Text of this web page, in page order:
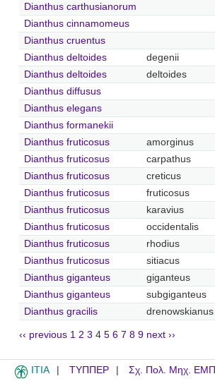
Dianthus carthusianorum
Dianthus cinnamomeus
Dianthus cruentus
Dianthus deltoides
degenii
Dianthus deltoides
deltoides
Dianthus diffusus
Dianthus elegans
Dianthus formanekii
Dianthus fruticosus
amorginus
Dianthus fruticosus
carpathus
Dianthus fruticosus
creticus
Dianthus fruticosus
fruticosus
Dianthus fruticosus
karavius
Dianthus fruticosus
occidentalis
Dianthus fruticosus
rhodius
Dianthus fruticosus
sitiacus
Dianthus giganteus
giganteus
Dianthus giganteus
subgiganteus
Dianthus gracilis
drenowskianus
‹‹ previous 1 2 3 4 5 6 7 8 9 next ››
ITIA ΤΥΠΠΕΡ Σχ. Πολ. Μηχ. ΕΜΠ